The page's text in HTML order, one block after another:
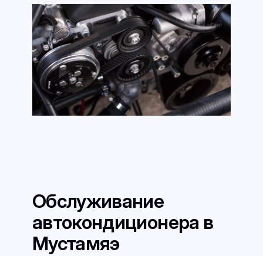
Обслуживание
автокондиционера в
Мустамяэ